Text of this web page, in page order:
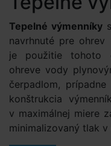
Tepelné výmenníky
navrhnuté pre ohrev
je použitie tohoto
ohreve vody
čerpadlom,
konštrukcia
v maximálnej miere
minimalizovaný tlak